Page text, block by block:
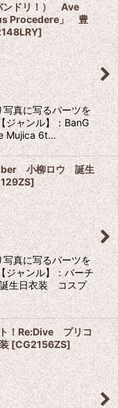
ドリ！） Ave
Procedere」 豊
]
真に写るパーツを
ジャンル】：BanG
Mujica 6t…
小柳ロウ 誕生
]
真に写るパーツを
ャンル】：バーチ
生日衣装 コスプ
！Re:Dive プリコ
[CG2156ZS]